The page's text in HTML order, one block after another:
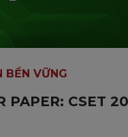
BỀN VỮNG
PAPER: CSET